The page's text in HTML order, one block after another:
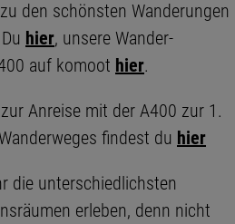
den schönsten Wanderungen
hier, unsere Wander-
auf komoot hier.
Anreise mit der A400 zur 1.
findest du hier
die unterschiedlichsten
erleben, denn nicht